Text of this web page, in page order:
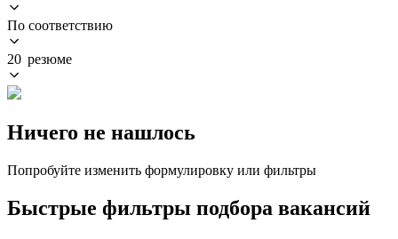
По соответствию
20 резюме
Ничего не нашлось
Попробуйте изменить формулировку или фильтры
Быстрые фильтры подбора вакансий